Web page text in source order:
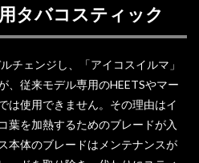
タバコスティック
チェンジし、「アイコスイルマ」
、従来モデル専用のHEETSやマー
は使用できません。その理由はイ
葉を加熱するためのブレードが入
本体のブレードはメンテナンスが